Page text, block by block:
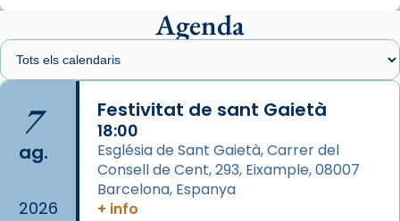
presidit aquest 27 de juliol la missa de Les
Santes de Mataró.
🔗
📸 J. Merino
Photo
View on Facebook · Share
Arquebisbat de Barcelona
Agenda
7
ag.
2026
Festivitat de sant Gaietà
18:00
Església de Sant Gaietà, Carrer del
Consell de Cent, 293, Eixample, 08007
Barcelona, Espanya
+ info